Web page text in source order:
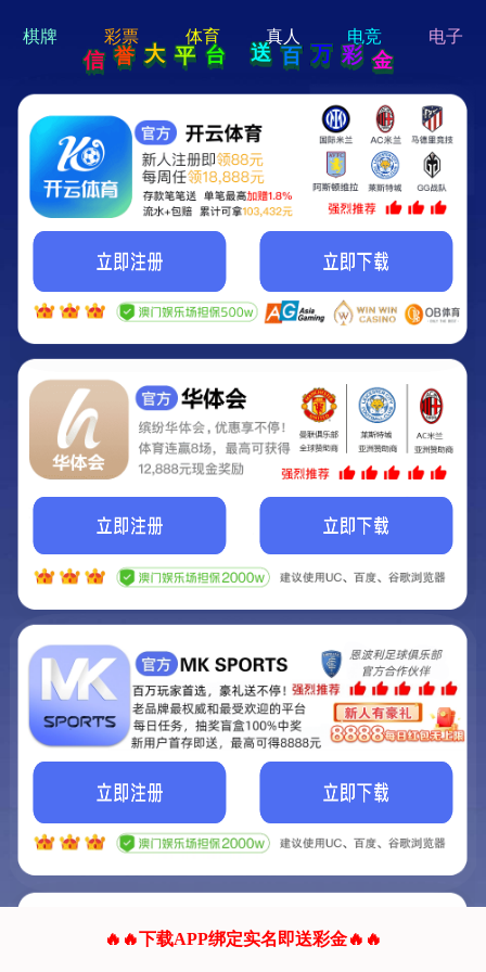
hi 💗
Hey Guys!
我们即将上线啦...
我们的网站正在建设.
它将是非常棒的网站.
联系我们!